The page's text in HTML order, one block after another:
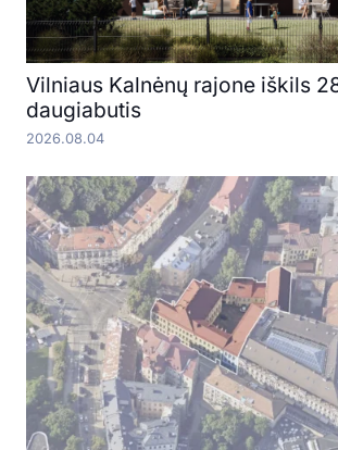
Vilniaus Kalnėnų rajone iškils
daugiabutis
2026.08.04